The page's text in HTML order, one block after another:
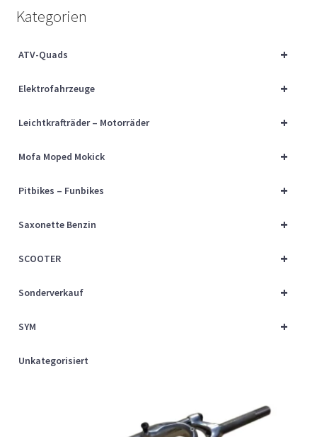
Über uns
Kategorien
+
ATV-Quads
+
Elektrofahrzeuge
+
Leichtkrafträder – Motorräder
+
Mofa Moped Mokick
+
Pitbikes – Funbikes
+
Saxonette Benzin
+
SCOOTER
+
Sonderverkauf
+
SYM
Unkategorisiert